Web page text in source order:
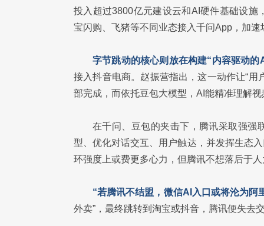
投入超过3800亿元建设云和AI硬件基础设
宝闪购、飞猪等不同业态接入千问App，加速
字节跳动的核心则放在构建“内容驱动的
接入抖音电商。赵振营指出，这一动作让“
部完成，而依托豆包大模型，AI能精准理解
在千问、豆包的夹击下，腾讯采取强强
型、优化对话交互、用户触达，并发挥生态
环强度上或费更多心力，但腾讯不想落后于
“若腾讯不结盟，微信AI入口或将沦为阿
外卖”，最终跳转到淘宝或抖音，腾讯便失去